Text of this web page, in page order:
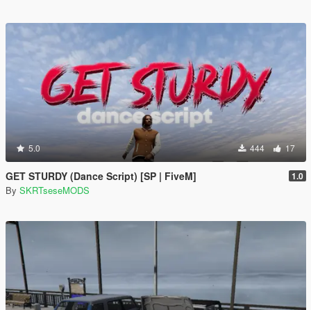
5.0 444 17
GET STURDY (Dance Script) [SP | FiveM] 1.0
By SKRTseseMODS